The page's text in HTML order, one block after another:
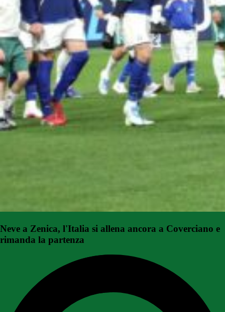
Neve a Zenica, l'Italia si allena ancora a Coverciano e
rimanda la partenza